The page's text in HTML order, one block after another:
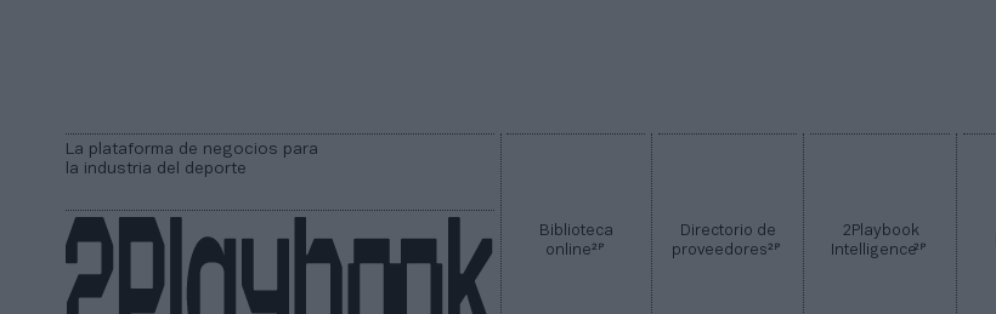
La plataforma de negocios para
la industria del deporte
Biblioteca
online2P
Directorio de
proveedores2P
2Playbook
Intelligence2P